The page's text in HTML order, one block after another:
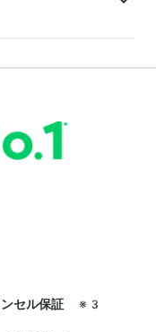
セル保証 ※3